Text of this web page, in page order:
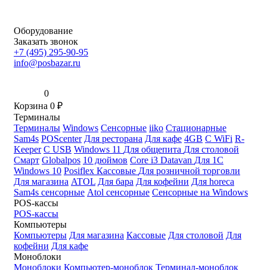
Оборудование
Заказать звонок
+7 (495) 295-90-95
info@posbazar.ru
0
Корзина 0 ₽
Терминалы
Терминалы Windows Сенсорные iiko Стационарные
Sam4s POScenter Для ресторана Для кафе 4GB С WiFi R-
Keeper С USB Windows 11 Для общепита Для столовой
Смарт Globalpos 10 дюймов Core i3 Datavan Для 1С
Windows 10 Posiflex Кассовые Для розничной торговли
Для магазина ATOL Для бара Для кофейни Для horeca
Sam4s сенсорные Atol сенсорные Сенсорные на Windows
POS-кассы
POS-кассы
Компьютеры
Компьютеры Для магазина Кассовые Для столовой Для
кофейни Для кафе
Моноблоки
Моноблоки Компьютер-моноблок Терминал-моноблок